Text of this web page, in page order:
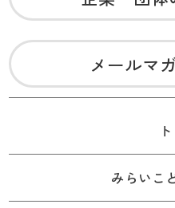
メールマ
みらいこ